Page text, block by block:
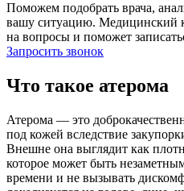
Поможем подобрать врача,
вашу ситуацию. Медицинский
на вопросы и поможет
Запросить звонок
Что такое атерома
Атерома — это
под кожей вследствие
Внешне она выглядит как
которое может быть
времени и не вызывать